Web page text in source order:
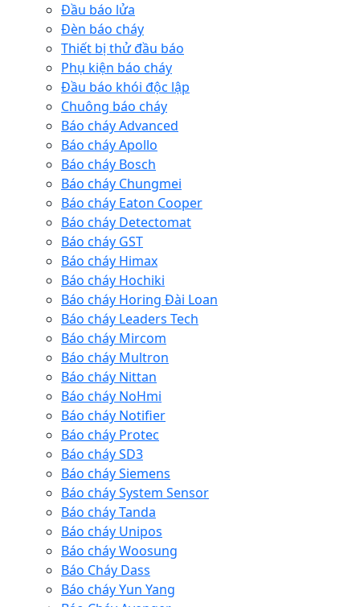
Đầu báo lửa
Đèn báo cháy
Thiết bị thử đầu báo
Phụ kiện báo cháy
Đầu báo khói độc lập
Chuông báo cháy
Báo cháy Advanced
Báo cháy Apollo
Báo cháy Bosch
Báo cháy Chungmei
Báo cháy Eaton Cooper
Báo cháy Detectomat
Báo cháy GST
Báo cháy Himax
Báo cháy Hochiki
Báo cháy Horing Đài Loan
Báo cháy Leaders Tech
Báo cháy Mircom
Báo cháy Multron
Báo cháy Nittan
Báo cháy NoHmi
Báo cháy Notifier
Báo cháy Protec
Báo cháy SD3
Báo cháy Siemens
Báo cháy System Sensor
Báo cháy Tanda
Báo cháy Unipos
Báo cháy Woosung
Báo Cháy Dass
Báo cháy Yun Yang